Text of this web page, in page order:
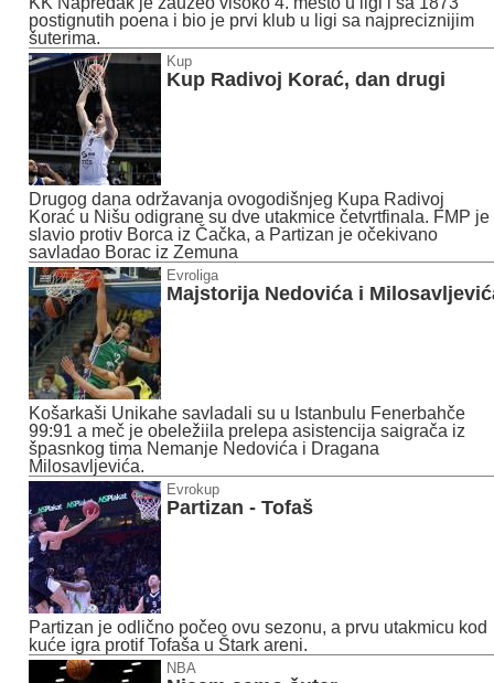
postignutih poena i bio je prvi klub u ligi sa najpreciznijim
šuterima.
Kup
Kup Radivoj Korać, dan drugi
Drugog dana održavanja ovogodišnjeg Kupa Radivoj
Korać u Nišu odigrane su dve utakmice četvrtfinala. FMP je
slavio protiv Borca iz Čačka, a Partizan je očekivano
savladao Borac iz Zemuna
Evroliga
Majstorija Nedovića i
Košarkaši Unikahe savladali su u Istanbulu Fenerbahče
99:91 a meč je obeležiila prelepa asistencija saigrača iz
špasnkog tima Nemanje Nedovića i Dragana
Milosavljevića.
Evrokup
Partizan - Tofaš
Partizan je odlično počeo ovu sezonu, a prvu utakmicu kod
kuće igra protif Tofaša u Štark areni.
NBA